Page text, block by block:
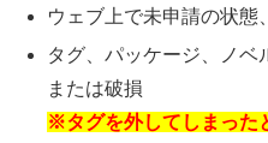
ウェブ上で未申請の状態
タグ、パッケージ、ノベ
または破損
※タグを外してしまった